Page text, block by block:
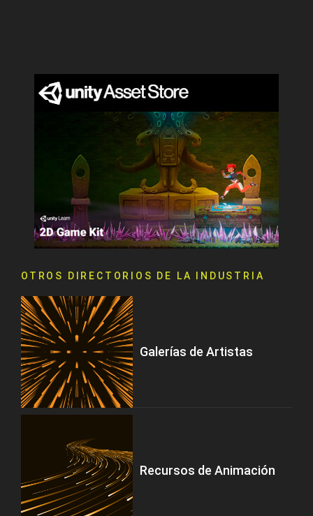
OTROS DIRECTORIOS DE LA INDUSTRIA
Galerías de Artistas
Recursos de Animación